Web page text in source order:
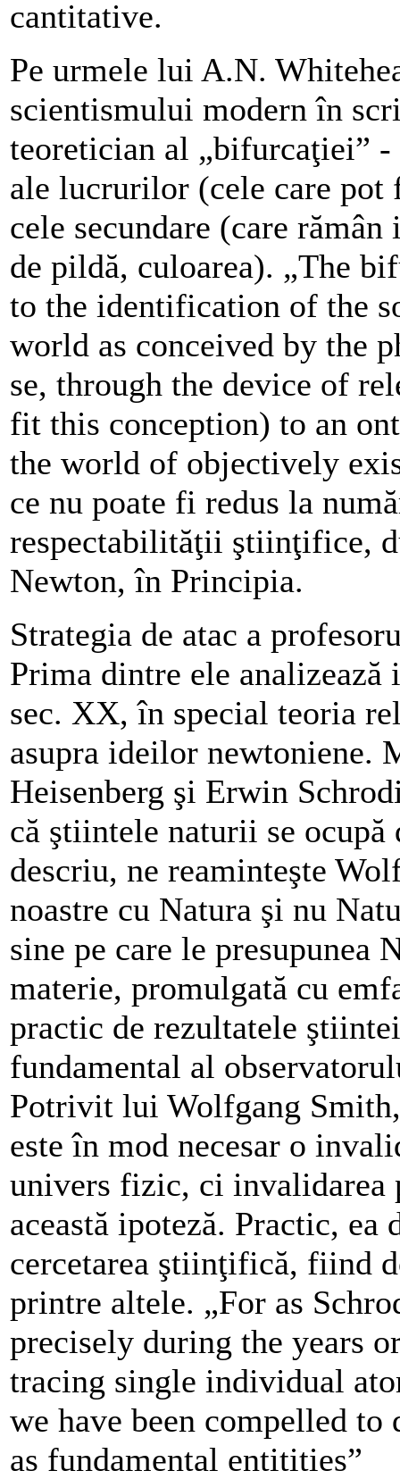
cantitative.
Pe urmele lui A.N.
scientismului modern în
teoretician al „bifurcaţiei”
ale lucrurilor (cele care
cele secundare (care
de pildă, culoarea). „The
to the identification of the
world as conceived by the
se, through the device of
fit this conception) to an
the world of objectively
ce nu poate fi redus la
respectabilităţii ştiinţifice,
Newton, în Principia.
Strategia de atac a
Prima dintre ele
sec. XX, în special teoria
asupra ideilor newtoniene.
Heisenberg şi Erwin
că ştiintele naturii se
descriu, ne reaminteşte
noastre cu Natura şi nu
sine pe care le
materie, promulgată cu
practic de rezultatele
fundamental al
Potrivit lui Wolfgang
este în mod necesar o
univers fizic, ci
această ipoteză. Practic,
cercetarea ştiinţifică, fiind
printre altele. „For as
precisely during the years
tracing single individual
we have been compelled
as fundamental entitities”